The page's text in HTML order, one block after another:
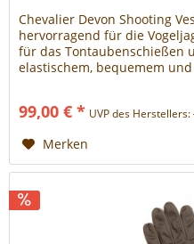
Chevalier Devon Shooting
hervorragend für die
für das Tontaubenschießen
elastischem, bequemem
99,00 € * UVP des Herstellers:
Merken